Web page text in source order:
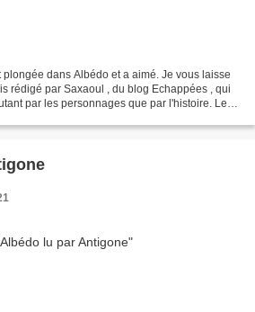
dans Albédo et a aimé. Je vous laisse
rédigé par Saxaoul , du blog Echappées , qui
par les personnages que par l'histoire. Le